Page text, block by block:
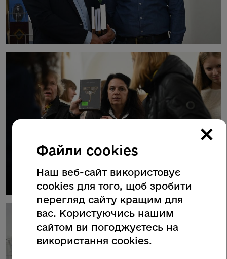
×
Файли cookies
Наш веб-сайт використовує
cookies для того, щоб зробити
перегляд сайту кращим для
вас. Користуючись нашим
сайтом ви погоджуєтесь на
використання cookies.